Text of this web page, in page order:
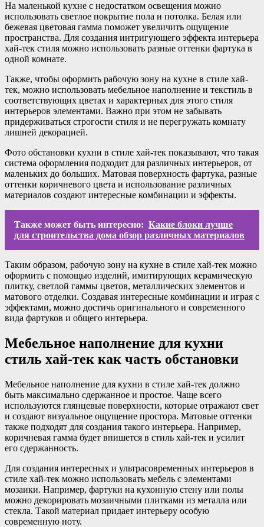
На маленькой кухне с недостатком освещения можно
использовать светлое покрытие пола и потолка. Белая или
бежевая цветовая гамма поможет увеличить ощущение
пространства. Для создания интригующего эффекта интерьера
хай-тек стиля можно использовать разные оттенки фартука в
одной комнате.
Также, чтобы оформить рабочую зону на кухне в стиле хай-
тек, можно использовать мебельное наполнение и текстиль в
соответствующих цветах и характерных для этого стиля
интерьеров элементами. Важно при этом не забывать
придерживаться строгости стиля и не перегружать комнату
лишней декорацией.
Фото обстановки кухни в стиле хай-тек показывают, что такая
система оформления подходит для различных интерьеров, от
маленьких до больших. Матовая поверхность фартука, разные
оттенки коричневого цвета и использование различных
материалов создают интересные комбинации и эффекты.
Также может быть интересно: Какие блоки лучше
для строительства дома обзор различных материалов
Таким образом, рабочую зону на кухне в стиле хай-тек можно
оформить с помощью изделий, имитирующих керамическую
плитку, светлой гаммы цветов, металлических элементов и
матового отделки. Создавая интересные комбинации и играя с
эффектами, можно достичь оригинального и современного
вида фартуков и общего интерьера.
Мебельное наполнение для кухни
стиль хай-тек как часть обстановки
Мебельное наполнение для кухни в стиле хай-тек должно
быть максимально сдержанное и простое. Чаще всего
используются глянцевые поверхности, которые отражают свет
и создают визуальное ощущение простора. Матовые оттенки
также подходят для создания такого интерьера. Например,
коричневая гамма будет впишется в стиль хай-тек и усилит
его сдержанность.
Для создания интересных и ультрасовременных интерьеров в
стиле хай-тек можно использовать мебель с элементами
мозаики. Например, фартуки на кухонную стену или полы
можно декорировать мозаичными плитками из металла или
стекла. Такой материал придает интерьеру особую
современную ноту.